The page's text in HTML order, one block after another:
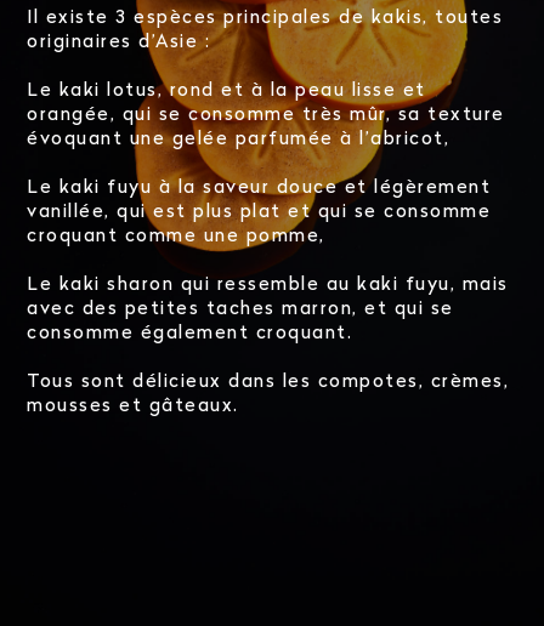
Il existe 3 espèces principales de kakis, toutes
originaires d’Asie :
Le kaki lotus, rond et à la peau lisse et
orangée, qui se consomme très mûr, sa texture
évoquant une gelée parfumée à l’abricot,
Le kaki fuyu à la saveur douce et légèrement
vanillée, qui est plus plat et qui se consomme
croquant comme une pomme,
Le kaki sharon qui ressemble au kaki fuyu, mais
avec des petites taches marron, et qui se
consomme également croquant.
Tous sont délicieux dans les compotes, crèmes,
mousses et gâteaux.